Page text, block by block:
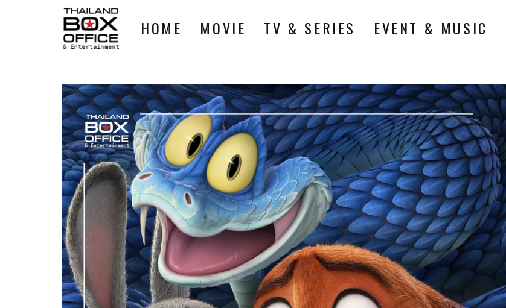
HOME MOVIE TV & SERIES EVENT & MUSIC